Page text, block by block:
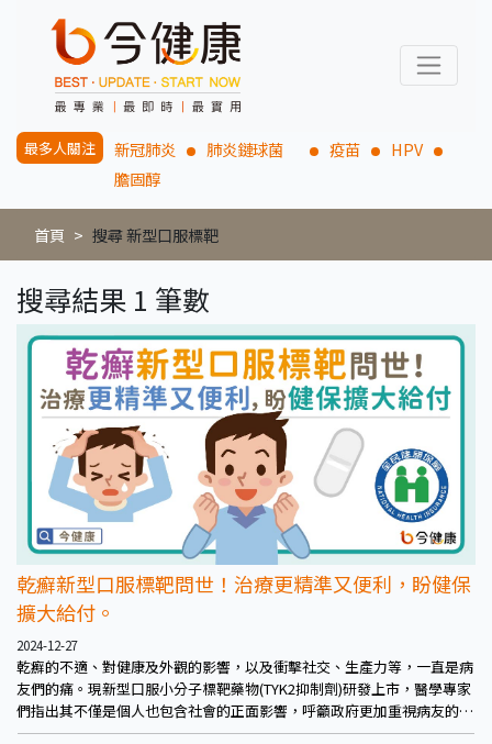
最多人關注 新冠肺炎 肺炎鏈球菌 疫苗
HPV
膽固醇
首頁 搜尋 新型口服標靶
搜尋結果 1 筆數
乾癬新型口服標靶問世！治療更精準又便利，盼健保
擴大給付。
2024-12-27
乾癬的不適、對健康及外觀的影響，以及衝擊社交、生產力等，一直是病
友們的痛。現新型口服小分子標靶藥物(TYK2抑制劑)研發上市，醫學專家
們指出其不僅是個人也包含社會的正面影響，呼籲政府更加重視病友的
痛，擴大乾癬性疾病醫療投資，幫助病友看見希望。